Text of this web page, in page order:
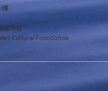
樓
權所有
Cultural Foundation